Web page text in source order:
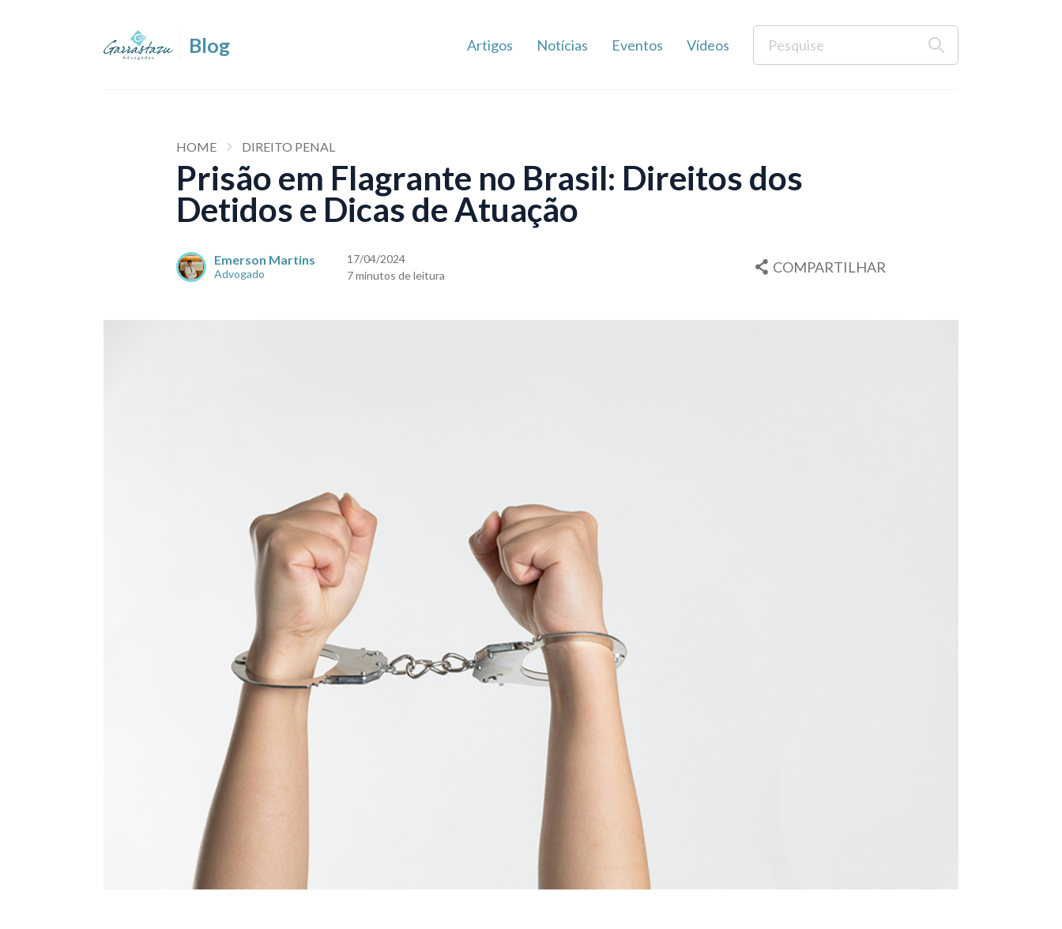
Artigos Notícias Eventos Vídeos
HOME DIREITO PENAL
Prisão em Flagrante no Brasil: Direitos dos
Detidos e Dicas de Atuação
Emerson Martins
Advogado
17/04/2024
7 minutos de leitura
COMPARTILHAR